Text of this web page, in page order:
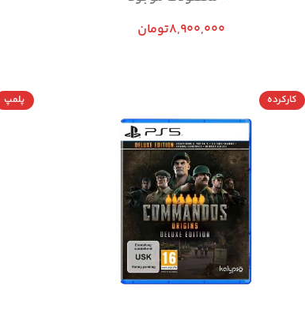
8,900,000تومان
کارکرده پلمپ